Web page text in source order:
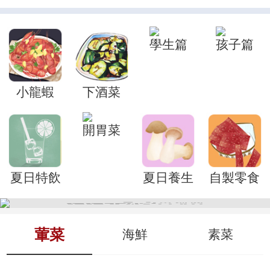
小龍蝦 下酒菜
學生篇 孩子篇
夏日特飲
開胃菜
夏日養生 自製零食
葷菜 海鮮 素菜